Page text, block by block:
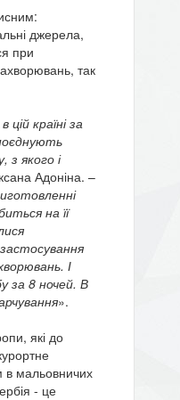
джерела,
при
так
країні за
з якого і
Адоніна. –
на її
І
за 8 ночей. В
».
які до
в мальовничих
- це